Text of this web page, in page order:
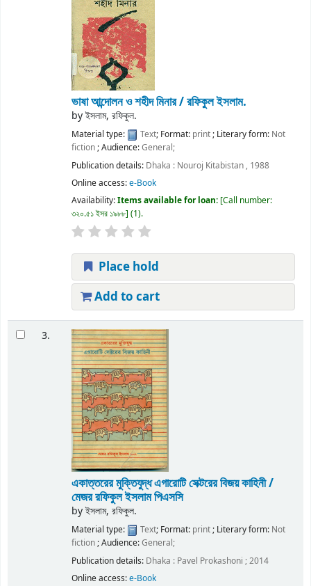
ভাষা আন্দোলন ও শহীদ মিনার /রফিকুল ইসলাম.
byইসলাম, রফিকুল.
Material type: Text; Format: print; Literary form: Not
fiction; Audience:General;
Publication details: Dhaka : Nouroj Kitabistan , 1988
Online access:e-Book
Availability:Items available for loan: Call number:
৩২০.৫১ ইসর ১৯৮৮ (1).
Place hold
Add to cart
3.
একাত্তরের মুক্তিযুদ্ধ এগারোটি সেক্টরের বিজয় কাহিনী /
মেজর রফিকুল ইসলাম পিএসসি
byইসলাম, রফিকুল.
Material type: Text; Format: print; Literary form: Not
fiction; Audience:General;
Publication details: Dhaka : Pavel Prokashoni ;2014
Online access:e-Book